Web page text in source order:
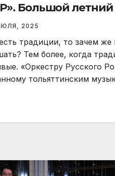
Большой
2025
традиции, то зачем же
Тем более, когда
«Оркестру Русского
тольяттинским